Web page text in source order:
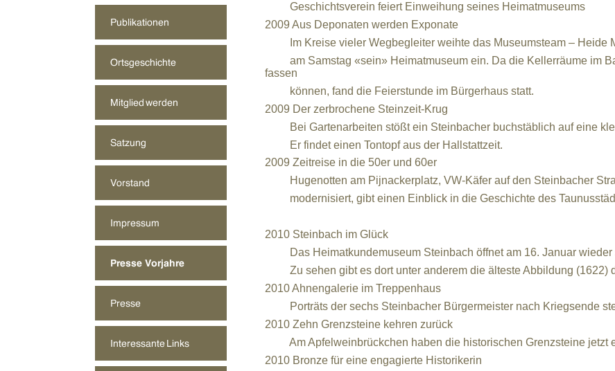
Geschichtsverein feiert Einweihung seines Heimatmuseums
2009 Aus Deponaten werden Exponate
Im Kreise vieler Wegbegleiter weihte das Museumsteam – Heide
am Samstag «sein» Heimatmuseum ein. Da die Kellerräume im
fassen
können, fand die Feierstunde im Bürgerhaus statt.
2009 Der zerbrochene Steinzeit-Krug
Bei Gartenarbeiten stößt ein Steinbacher buchstäblich auf eine
Er findet einen Tontopf aus der Hallstattzeit.
2009 Zeitreise in die 50er und 60er
Hugenotten am Pijnackerplatz, VW-Käfer auf den Steinbacher
modernisiert, gibt einen Einblick in die Geschichte des
2010 Steinbach im Glück
Das Heimatkundemuseum Steinbach öffnet am 16. Januar wieder
Zu sehen gibt es dort unter anderem die älteste Abbildung (1622)
2010 Ahnengalerie im Treppenhaus
Porträts der sechs Steinbacher Bürgermeister nach Kriegsende
2010 Zehn Grenzsteine kehren zurück
Am Apfelweinbrückchen haben die historischen Grenzsteine jetzt
2010 Bronze für eine engagierte Historikerin